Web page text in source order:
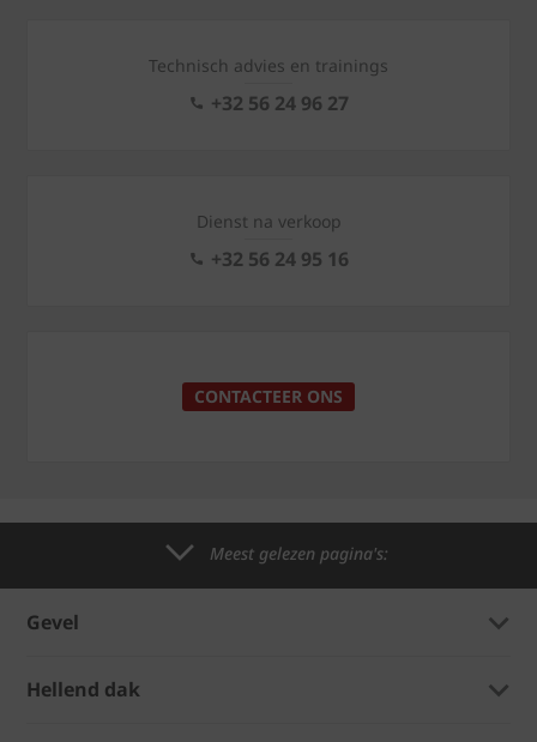
Technisch advies en trainings
+32 56 24 96 27
Dienst na verkoop
+32 56 24 95 16
CONTACTEER ONS
Meest gelezen pagina's:
Gevel
Hellend dak